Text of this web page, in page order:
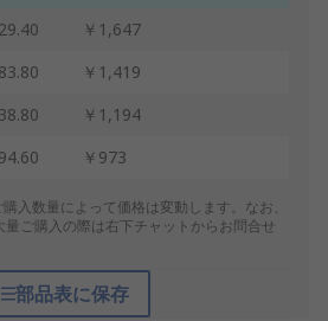
￥1,647
￥1,419
￥1,194
￥973
入数量によって価格は変動します。なお、
ご購入の際は右下チャットからお問合せ
部品表に保存